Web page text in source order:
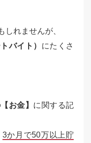
しれませんが、
バイト） にたくさ
お金】 に関する記
3か月で50万以上貯